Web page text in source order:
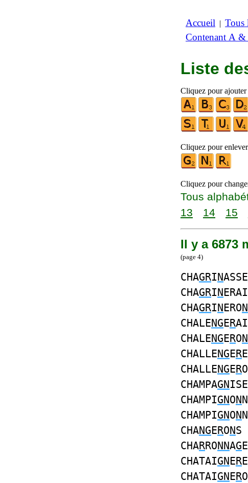
Accueil | Tous
Contenant A &
Liste
Cliquez pour
Cliquez pour
Cliquez pour
Tous
13
14 15
Il y a 6873
(page 4)
CHAGRINASSE
CHAGRIN
CHAGRINERON
CHALENGER
CHALENGERON
CHALLENGERE
CHALLENGERO
CHAMPAGNISE
CHAMPIGNON
CHAMPIGNON
CHANGERONS
CHARRONNAG
CHATAIGNERE
CHATAIGNERO